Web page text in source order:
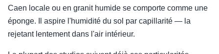
Caen locale ou en granit humide se comporte comme une
éponge. Il aspire l'humidité du sol par capillarité — la
rejetant lentement dans l'air intérieur.